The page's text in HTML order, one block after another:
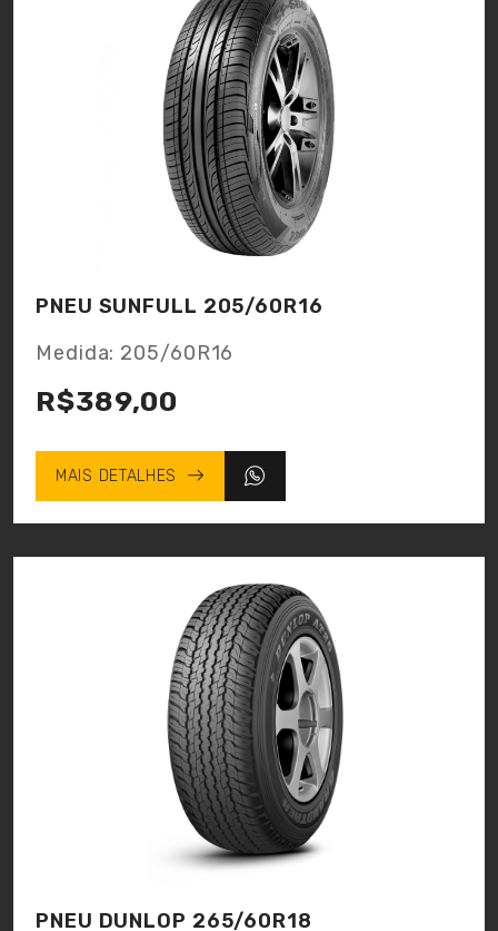
PNEU SUNFULL 205/60R16
Medida: 205/60R16
R$389,00
MAIS DETALHES
PNEU DUNLOP 265/60R18